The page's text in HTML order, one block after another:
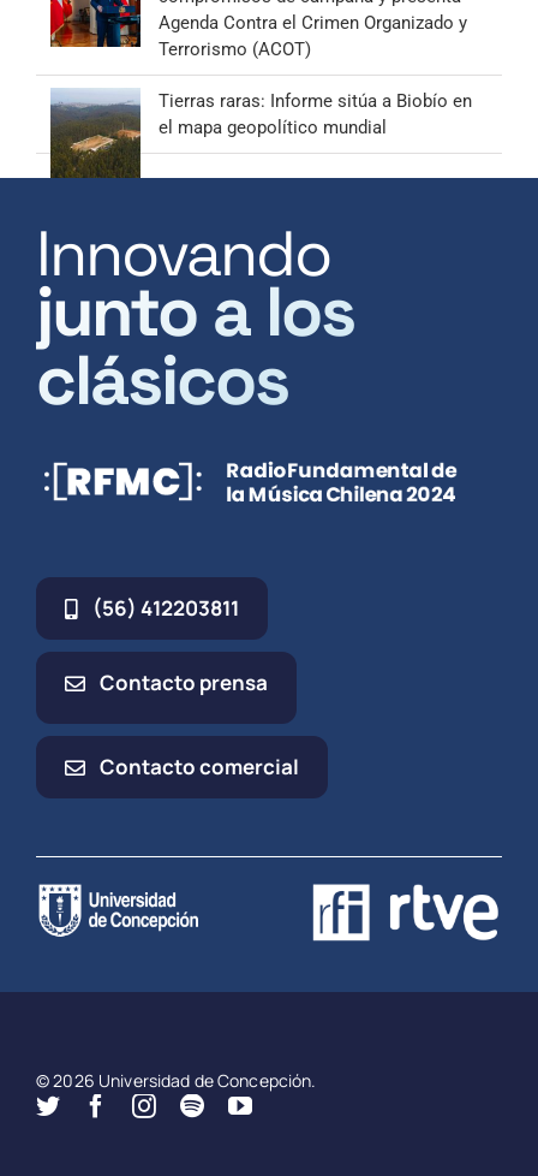
Agenda Contra el Crimen Organizado y
Terrorismo (ACOT)
Tierras raras: Informe sitúa a Biobío en
el mapa geopolítico mundial
Innovando
junto a los
clásicos
(56) 412203811
Contacto prensa
Contacto comercial
© 2026 Universidad de Concepción.